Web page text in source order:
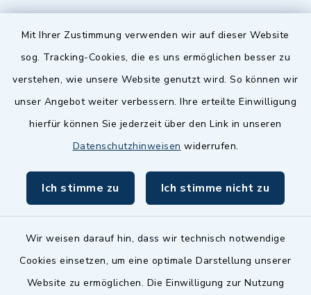
Mit Ihrer Zustimmung verwenden wir auf dieser Website
sog. Tracking-Cookies, die es uns ermöglichen besser zu
verstehen, wie unsere Website genutzt wird. So können wir
unser Angebot weiter verbessern. Ihre erteilte Einwilligung
hierfür können Sie jederzeit über den Link in unseren
Datenschutzhinweisen widerrufen.
Ich stimme zu Ich stimme nicht zu
Wir weisen darauf hin, dass wir technisch notwendige
Cookies einsetzen, um eine optimale Darstellung unserer
Website zu ermöglichen. Die Einwilligung zur Nutzung
Quicklinks
Zenngrund Allianz
Dillenberggruppe
inixmedia GmbH